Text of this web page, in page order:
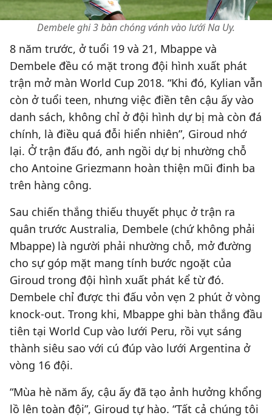
Dembele ghi 3 bàn chóng vánh vào lưới Na Uy.
8 năm trước, ở tuổi 19 và 21, Mbappe và
Dembele đều có mặt trong đội hình xuất phát
trận mở màn World Cup 2018. “Khi đó, Kylian vẫn
còn ở tuổi teen, nhưng việc điền tên cậu ấy vào
danh sách, không chỉ ở đội hình dự bị mà còn đá
chính, là điều quá đỗi hiển nhiên”, Giroud nhớ
lại. Ở trận đấu đó, anh ngồi dự bị nhường chỗ
cho Antoine Griezmann hoàn thiện mũi đinh ba
trên hàng công.
Sau chiến thắng thiếu thuyết phục ở trận ra
quân trước Australia, Dembele (chứ không phải
Mbappe) là người phải nhường chỗ, mở đường
cho sự góp mặt mang tính bước ngoặt của
Giroud trong đội hình xuất phát kể từ đó.
Dembele chỉ được thi đấu vỏn vẹn 2 phút ở vòng
knock-out. Trong khi, Mbappe ghi bàn thắng đầu
tiên tại World Cup vào lưới Peru, rồi vụt sáng
thành siêu sao với cú đúp vào lưới Argentina ở
vòng 16 đội.
“Mùa hè năm ấy, cậu ấy đã tạo ảnh hưởng khổng
lồ lên toàn đội”, Giroud tự hào. “Tất cả chúng tôi